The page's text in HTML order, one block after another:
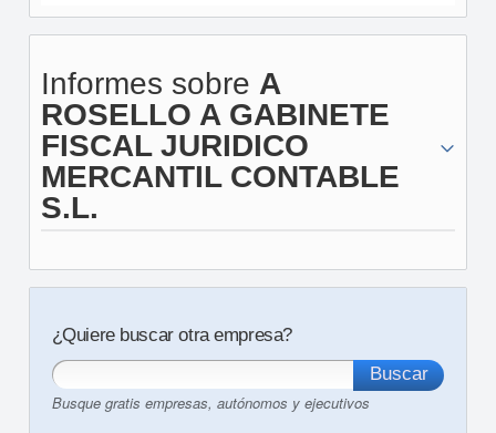
Informes sobre A
ROSELLO A GABINETE
FISCAL JURIDICO
MERCANTIL CONTABLE
S.L.
¿Quiere buscar otra empresa?
Busque gratis empresas, autónomos y ejecutivos